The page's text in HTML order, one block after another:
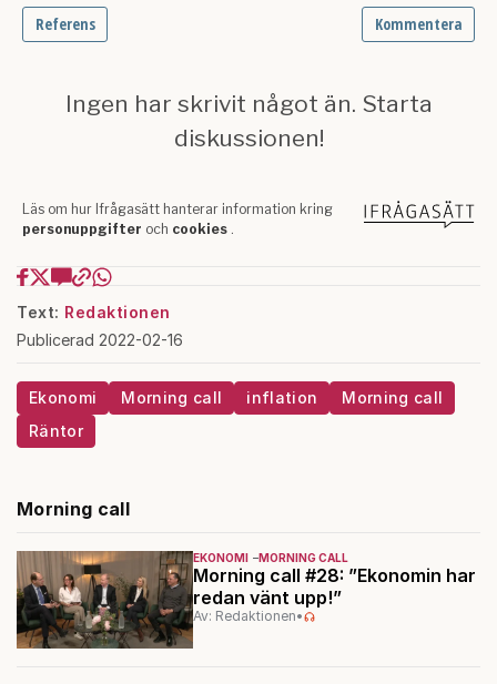
Text: Redaktionen
Publicerad 2022-02-16
Ekonomi Morning call inflation
Morning call
Räntor
Morning call
EKONOMI MORNING CALL
Morning call #28: ”Ekonomin har
redan vänt upp!”
Av: Redaktionen•